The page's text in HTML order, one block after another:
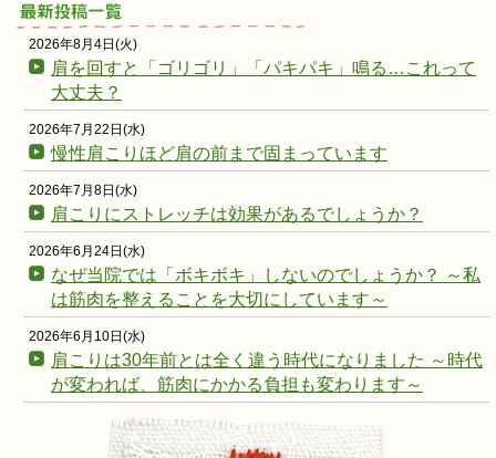
2026年8月4日(火)
肩を回すと「ゴリゴリ」「パキパキ」鳴る…これって
大丈夫？
2026年7月22日(水)
慢性肩こりほど肩の前まで固まっています
2026年7月8日(水)
肩こりにストレッチは効果があるでしょうか？
2026年6月24日(水)
なぜ当院では「ボキボキ」しないのでしょうか？ ～私
は筋肉を整えることを大切にしています～
2026年6月10日(水)
肩こりは30年前とは全く違う時代になりました ～時代
が変われば、筋肉にかかる負担も変わります～